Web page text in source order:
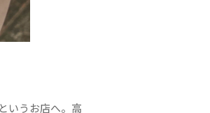
いうお店へ。高